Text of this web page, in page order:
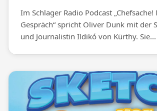
Im Schlager Radio Podcast
Gespräch“ spricht Oliver Dunk mit der
und Journalistin Ildikó von Kürthy. Sie...